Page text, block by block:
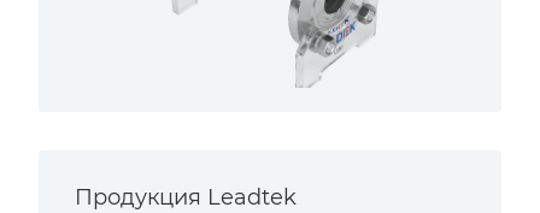
Продукция Leadtek